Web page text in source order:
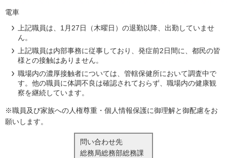
電車
上記職員は、1月27日（木曜日）の退勤以降、出勤していませ
ん。
上記職員は内部事務に従事しており、発症前2日間に、都民の皆
様との接触はありません。
職場内の濃厚接触者については、管轄保健所において調査中で
す。他の職員に体調不良は確認されておらず、職場内の健康観
察を継続しています。
※職員及び家族への人権尊重・個人情報保護に御理解と御配慮をお
願いします。
問い合わせ先
総務局総務部総務課